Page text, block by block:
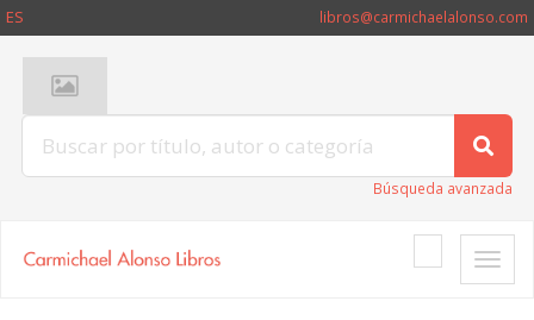
ES libros@carmichaelalonso.com
Búsqueda avanzada
Toggle